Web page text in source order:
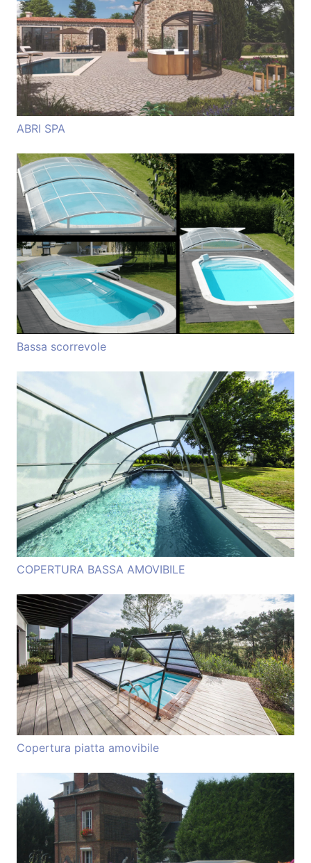
ABRI SPA
Bassa scorrevole
COPERTURA BASSA AMOVIBILE
Copertura piatta amovibile